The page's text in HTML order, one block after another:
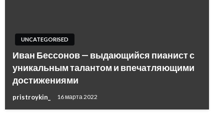
UNCATEGORISED
Иван Бессонов — выдающийся пианист с
уникальным талантом и впечатляющими
достижениями
pristroykin_ 16 марта 2022